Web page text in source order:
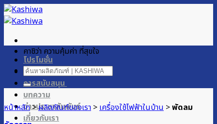
ข้าม
ไป
เนื้อหา
โปรโมชั่น
ผลิตภัณฑ์ของเรา
การสนับสนุน
บทความ
ข่าวประชาสัมพันธ์
เกี่ยวกับเรา
คาชิว่า ความคุ้มค่า ที่สุขใจ
ค้นหา:
หน้าหลัก>ผลิตภัณฑ์ของเรา >เครื่องใช้ไฟฟ้าในบ้าน >พัดลม